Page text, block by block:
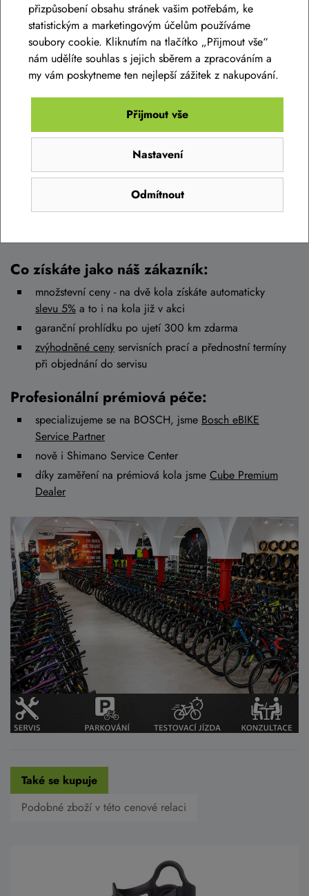
Kamenná prodejna BIKE-LIFE.CZ
Můžete se spolehnout na zázemí jedné znejvětších
kamenných prodejens cyklistickým zbožím v Brně svýbornými
. Najdete nás v Brně Tuřanech, nedaleko od
křižovatek D1 a D2, takže se k nám pohodlně dostanete jak
od Prahy, tak i od Olomouce nebo Břeclavi.
Co u nás najdete:
parkování přímo v areálu u prodejny
možnost zkušební jízdy u prodejny
Co získáte jako náš zákazník:
množstevní ceny - na dvě kola získáte automaticky
slevu 5% a to i na kola již v akci
garanční prohlídku po ujetí 300 km zdarma
zvýhodněné ceny servisních prací a přednostní termíny
při objednání do servisu
Profesionální prémiová péče:
specializujeme se na BOSCH, jsme Bosch eBIKE
Service Partner
nově i Shimano Service Center
díky zaměření na prémiová kola jsme Cube Premium
Dealer
Také se kupuje
Podobné zboží v této cenové relaci
přizpůsobení obsahu stránek vašim potřebám, ke
statistickým a marketingovým účelům používáme
soubory cookie. Kliknutím na tlačítko „Přijmout vše“
nám udělíte souhlas s jejich sběrem a zpracováním a
my vám poskytneme ten nejlepší zážitek z nakupování.
Odmítnout
Nastavení
Přijmout vše